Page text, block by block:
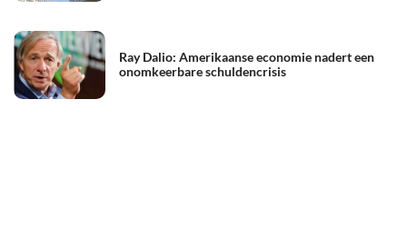
Ray Dalio: Amerikaanse economie nadert een
onomkeerbare schuldencrisis